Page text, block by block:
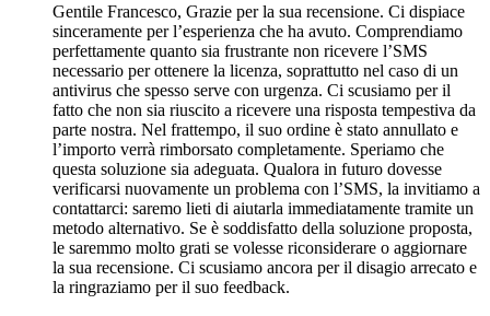
Gentile Francesco, Grazie per la sua recensione. Ci dispiace
sinceramente per l’esperienza che ha avuto. Comprendiamo
perfettamente quanto sia frustrante non ricevere l’SMS
necessario per ottenere la licenza, soprattutto nel caso di un
antivirus che spesso serve con urgenza. Ci scusiamo per il
fatto che non sia riuscito a ricevere una risposta tempestiva da
parte nostra. Nel frattempo, il suo ordine è stato annullato e
l’importo verrà rimborsato completamente. Speriamo che
questa soluzione sia adeguata. Qualora in futuro dovesse
verificarsi nuovamente un problema con l’SMS, la invitiamo a
contattarci: saremo lieti di aiutarla immediatamente tramite un
metodo alternativo. Se è soddisfatto della soluzione proposta,
le saremmo molto grati se volesse riconsiderare o aggiornare
la sua recensione. Ci scusiamo ancora per il disagio arrecato e
la ringraziamo per il suo feedback.